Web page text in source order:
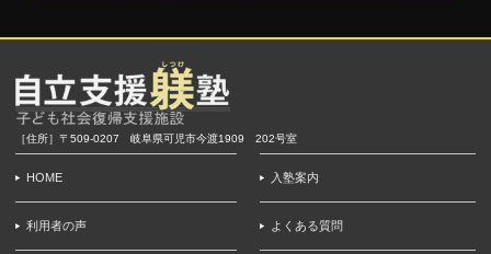
［住所］〒509-0207 岐阜県可児市今渡1909 202号室
HOME
利用者の声
入塾案内
よくある質問